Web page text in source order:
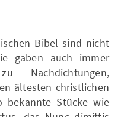
Bibel sind nicht
gaben auch immer
Nachdichtungen,
ältesten christlichen
bekannte Stücke wie